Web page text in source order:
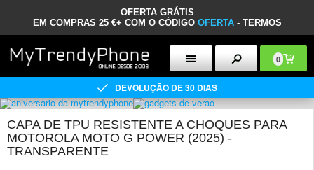
OFERTA GRÁTIS
EM COMPRAS 25 €+ COM O CÓDIGO OFERTA- TERMOS
0
DEVOLUÇÃO DE 30 DIAS
CAPA DE TPU RESISTENTE A CHOQUES PARA
MOTOROLA MOTO G POWER (2025) -
TRANSPARENTE